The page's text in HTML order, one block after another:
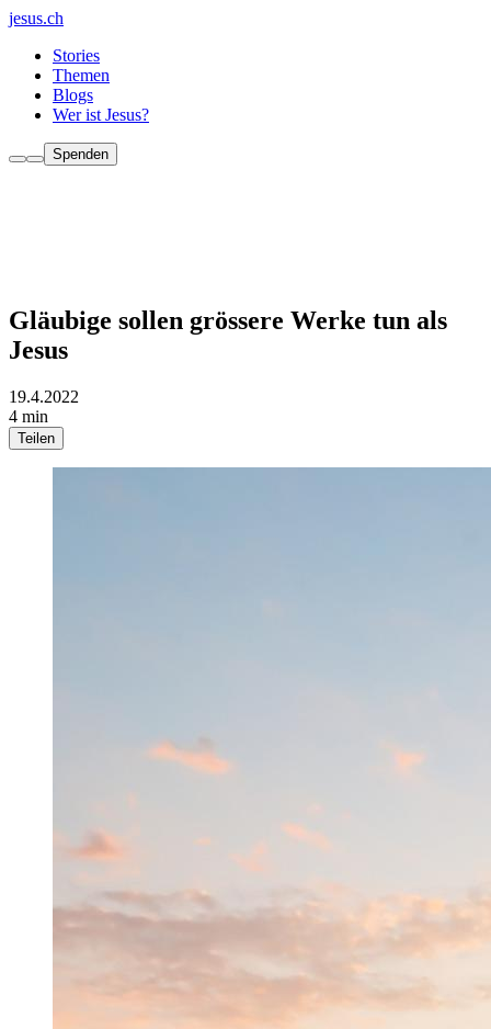
jesus.ch
Stories
Themen
Blogs
Wer ist Jesus?
Spenden
Gläubige sollen grössere Werke tun als
Jesus
19.4.2022
4 min
Teilen